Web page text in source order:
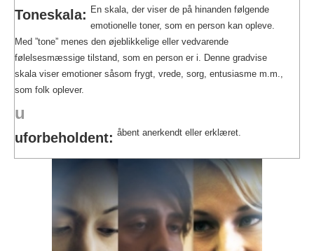
Toneskala: En skala, der viser de på hinanden følgende
emotionelle toner, som en person kan opleve.
Med ”tone” menes den øjeblikkelige eller vedvarende
følelsesmæssige tilstand, som en person er i. Denne gradvise
skala viser emotioner såsom frygt, vrede, sorg, entusiasme m.m.,
som folk oplever.
u
uforbeholdent: åbent anerkendt eller erklæret.